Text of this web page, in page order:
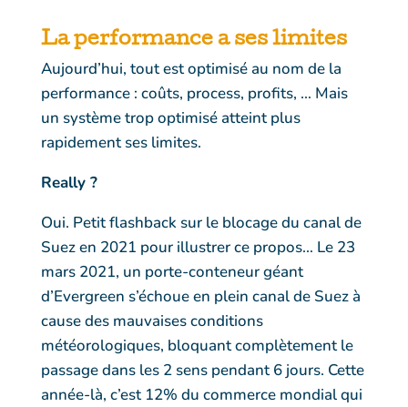
Laperformancea ses limites
Aujourd’hui, tout est optimisé au nom de la
performance : coûts, process, profits, … Mais
un système trop optimisé atteint plus
rapidement ses limites.
Really ?
Oui. Petit flashback sur le blocage du canal de
Suez en 2021 pour illustrer ce propos… Le 23
mars 2021, un porte-conteneur géant
d’Evergreen s’échoue en plein canal de Suez à
cause des mauvaises conditions
météorologiques, bloquant complètement le
passage dans les 2 sens pendant 6 jours. Cette
année-là, c’est 12% du commerce mondial qui